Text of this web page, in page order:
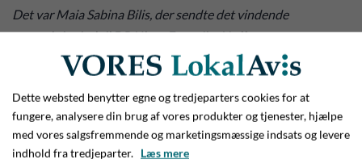
Det var Maia Sabina Bilis, der sendte det vindende
manuskript ind til DR Ultra. Foto: Jim Hoff
Andre læser
Dette websted benytter egne og tredjeparters cookies for at
fungere, analysere din brug af vores produkter og tjenester, hjælpe
med vores salgsfremmende og marketingsmæssige indsats og levere
indhold fra tredjeparter. Læs mere